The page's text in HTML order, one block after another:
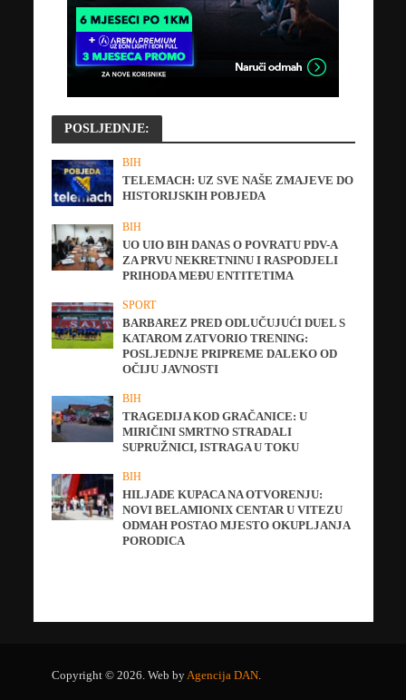
POSLJEDNJE:
BIH
TELEMACH: UZ SVE NAŠE ZMAJEVE DO
HISTORIJSKIH POBJEDA
BIH
UO UIO BIH DANAS O POVRATU PDV-A
ZA PRVU NEKRETNINU I RASPODJELI
PRIHODA MEĐU ENTITETIMA
SPORT
BARBAREZ PRED ODLUČUJUĆI DUEL S
KATAROM ZATVORIO TRENING:
POSLJEDNJE PRIPREME DALEKO OD
OČIJU JAVNOSTI
BIH
TRAGEDIJA KOD GRAČANICE: U
MIRIČINI SMRTNO STRADALI
SUPRUŽNICI, ISTRAGA U TOKU
BIH
HILJADE KUPACA NA OTVORENJU:
NOVI BELAMIONIX CENTAR U VITEZU
ODMAH POSTAO MJESTO OKUPLJANJA
PORODICA
Copyright © 2026. Web byAgencija DAN.